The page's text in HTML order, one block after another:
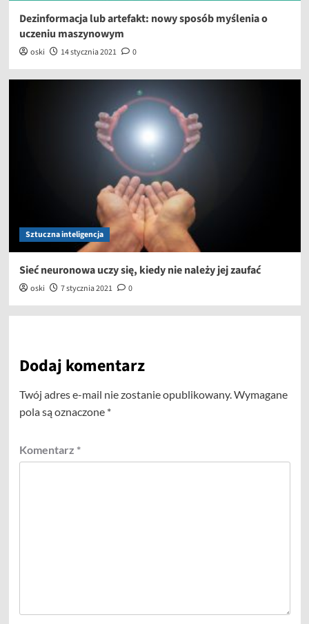
Dezinformacja lub artefakt: nowy sposób myślenia o
uczeniu maszynowym
oski 14 stycznia 2021 0
Sztuczna inteligencja
Sieć neuronowa uczy się, kiedy nie należy jej zaufać
oski 7 stycznia 2021 0
Dodaj komentarz
Twój adres e-mail nie zostanie opublikowany.Wymagane
pola są oznaczone *
Komentarz *